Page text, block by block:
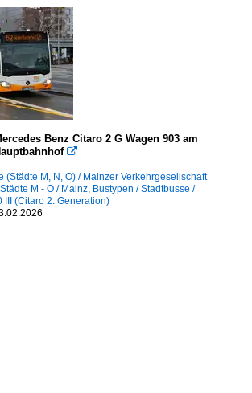
Benz Citaro 2 G Wagen 903 am

(Städte M, N, O) / Mainzer Verkehrgesellschaft
M - O / Mainz, Bustypen / Stadtbusse /
III (Citaro 2. Generation)